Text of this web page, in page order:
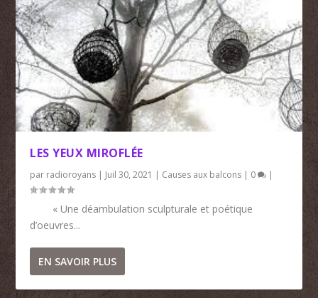
LES YEUX MIROFLÉE
par radioroyans | Juil 30, 2021 | Causes aux balcons | 0 |
« Une déambulation sculpturale et poétique
d’oeuvres...
EN SAVOIR PLUS